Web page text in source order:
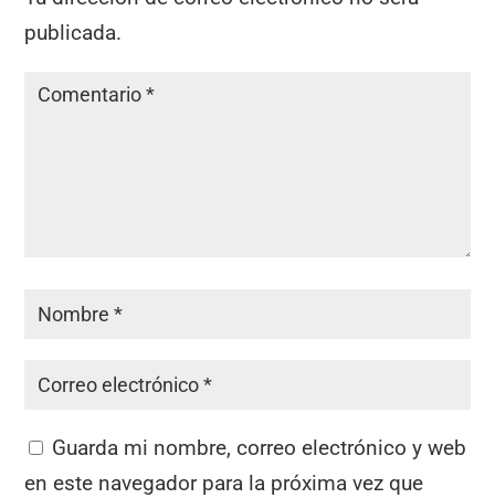
publicada.
Guarda mi nombre, correo electrónico y web
en este navegador para la próxima vez que